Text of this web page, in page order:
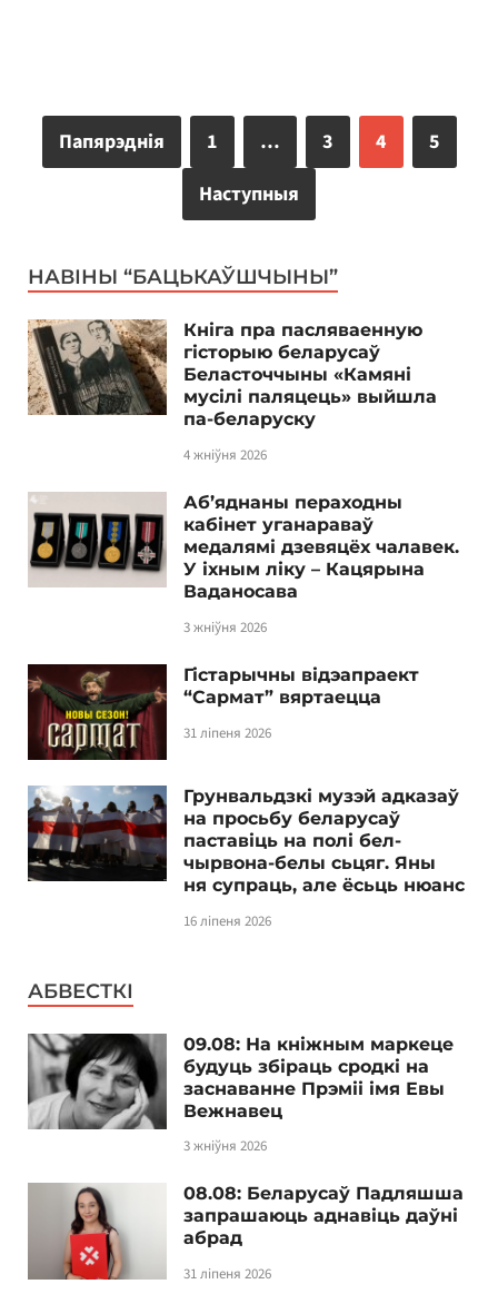
Папярэднія 1 … 3 4
5
Наступныя
НАВІНЫ “БАЦЬКАЎШЧЫНЫ”
Кніга пра пасляваенную
гісторыю беларусаў
Беласточчыны «Камяні
мусілі паляцець» выйшла
па-беларуску
4 жніўня 2026
Аб’яднаны пераходны
кабінет уганараваў
медалямі дзевяцёх чалавек.
У іхным ліку – Кацярына
Ваданосава
3 жніўня 2026
Гістарычны відэапраект
“Сармат” вяртаецца
31 ліпеня 2026
Грунвальдзкі музэй адказаў
на просьбу беларусаў
паставіць на полі бел-
чырвона-белы сьцяг. Яны
ня супраць, але ёсьць нюанс
16 ліпеня 2026
АБВЕСТКІ
09.08: На кніжным маркеце
будуць збіраць сродкі на
заснаванне Прэміі імя Евы
Вежнавец
3 жніўня 2026
08.08: Беларусаў Падляшша
запрашаюць аднавіць даўні
абрад
31 ліпеня 2026